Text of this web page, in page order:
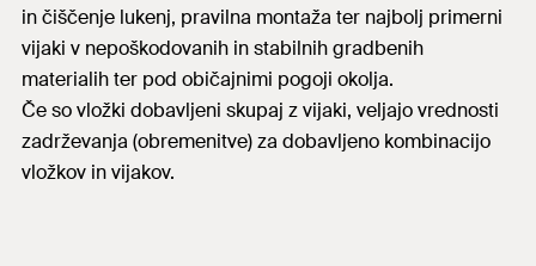
in čiščenje lukenj, pravilna montaža ter najbolj primerni
vijaki v nepoškodovanih in stabilnih gradbenih
materialih ter pod običajnimi pogoji okolja.
Če so vložki dobavljeni skupaj z vijaki, veljajo vrednosti
zadrževanja (obremenitve) za dobavljeno kombinacijo
vložkov in vijakov.